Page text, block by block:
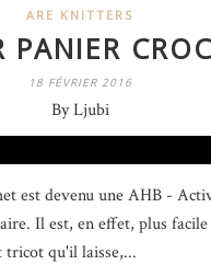
ARE KNITTERS
PANIER
18 FÉVRIER 2016
By Ljubi
est devenu une AHB -
Il est, en effet, plus
tricot qu'il laisse,...